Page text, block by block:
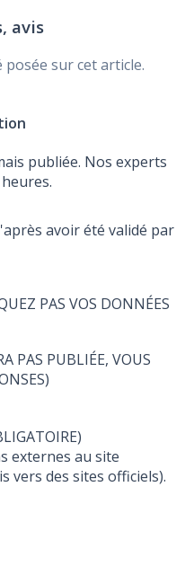
avis
sur cet article.
publiée. Nos experts
avoir été validé par
PAS VOS DONNÉES
PAS PUBLIÉE, VOUS
MESSAGE (OBLIGATOIRE)
externes au site
vers des sites officiels).